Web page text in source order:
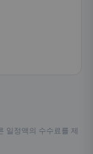
일정액의 수수료를 제